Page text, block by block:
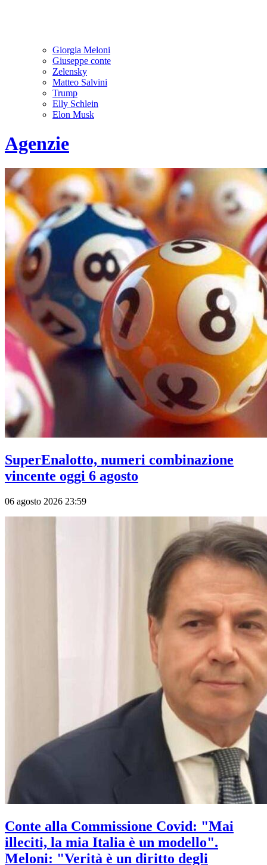
Giorgia Meloni
Giuseppe conte
Zelensky
Matteo Salvini
Trump
Elly Schlein
Elon Musk
Agenzie
SuperEnalotto, numeri combinazione
vincente oggi 6 agosto
06 agosto 2026 23:59
Conte alla Commissione Covid: "Mai
illeciti, la mia Italia è un modello".
Meloni: "Verità è un diritto degli